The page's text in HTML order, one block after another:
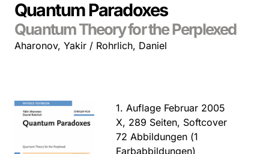
Quantum Paradoxes
Quantum Theory for the Perplexed
Aharonov, Yakir / Rohrlich, Daniel
1. Auflage Februar 2005
X, 289 Seiten, Softcover
72 Abbildungen (1
Farbabbildungen)